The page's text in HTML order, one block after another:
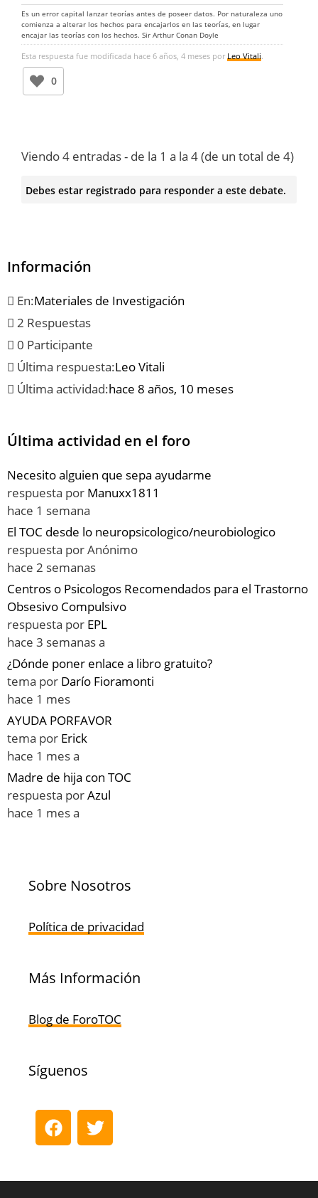
Es un error capital lanzar teorías antes de poseer datos. Por naturaleza uno
comienza a alterar los hechos para encajarlos en las teorías, en lugar
encajar las teorías con los hechos. Sir Arthur Conan Doyle
Esta respuesta fue modificada hace 6 años, 4 meses por Leo Vitali.
0
Viendo 4 entradas - de la 1 a la 4 (de un total de 4)
Debes estar registrado para responder a este debate.
Información
En:Materiales de Investigación
2 Respuestas
0 Participante
Última respuesta:Leo Vitali
Última actividad:hace 8 años, 10 meses
Última actividad en el foro
Necesito alguien que sepa ayudarme
respuesta por Manuxx1811
hace 1 semana
El TOC desde lo neuropsicologico/neurobiologico
respuesta porAnónimo
hace 2 semanas
Centros o Psicologos Recomendados para el Trastorno
Obsesivo Compulsivo
respuesta por EPL
hace 3 semanas a
¿Dónde poner enlace a libro gratuito?
tema por Darío Fioramonti
hace 1 mes
AYUDA PORFAVOR
tema por Erick
hace 1 mes a
Madre de hija con TOC
respuesta porAzul
hace 1 mes a
Sobre Nosotros
Política de privacidad
Más Información
Blog de ForoTOC
Síguenos